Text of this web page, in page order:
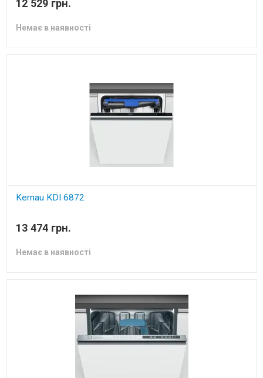
12 529 грн.
Немає в наявності
Kernau KDI 6872
13 474 грн.
Немає в наявності